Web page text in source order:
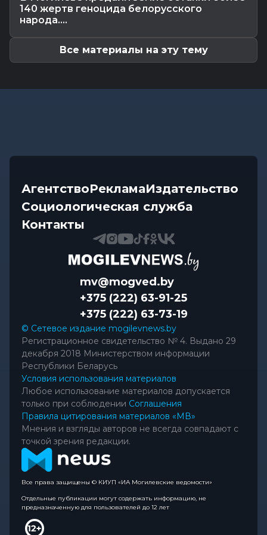
Общество 07.08.2026 12:34
Погода на выходные в Могилевской области:
140 жертв геноцида белорусского
народа....
Все материалы на эту тему
АгентствоРекламаИздательство
Социологическая служба
Контакты
mv@mogved.by
+375 (222) 63-91-25
+375 (222) 63-73-19
© Сетевое издание mogilevnews.by
Регистрационное свидетельство № 4. Выдано 29
декабря 2018 Министерством информации
Республики Беларусь
Условия использования материалов
Любое использование материалов допускается
только при соблюдении Соглашения
Правила цитирования материалов «МВ»
Мнения и взгляды авторов не всегда совпадают с
точкой зрения редакции.
Все права защищены © КИУП «ИА Могилевские ведомости»
Отдельные публикации могут содержать информацию, не
предназначенную для пользователей до 12 лет